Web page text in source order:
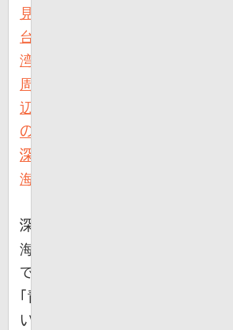
見
台
湾
周
辺
の
深
海
深
海
で
「青
い